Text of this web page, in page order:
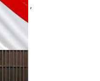
,